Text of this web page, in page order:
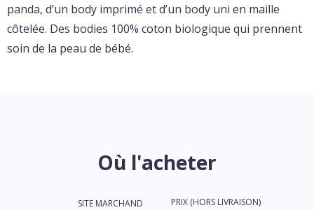
panda, d’un body imprimé et d’un body uni en maille
côtelée. Des bodies 100% coton biologique qui prennent
soin de la peau de bébé.
Où l'acheter
SITE MARCHAND PRIX (HORS LIVRAISON)